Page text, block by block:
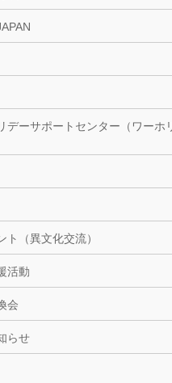
デーサポートセンター（ワーホ
ト（異文化交流）
活動
会
らせ